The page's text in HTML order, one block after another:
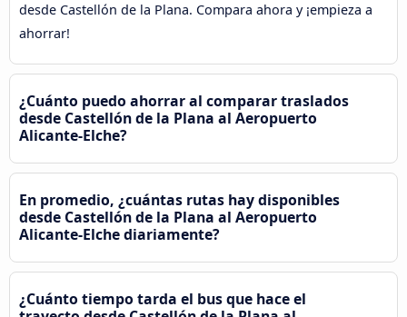
desde Castellón de la Plana. Compara ahora y ¡empieza a
ahorrar!
¿Cuánto puedo ahorrar al comparar traslados
desde Castellón de la Plana al Aeropuerto
Alicante-Elche?
En promedio, ¿cuántas rutas hay disponibles
desde Castellón de la Plana al Aeropuerto
Alicante-Elche diariamente?
¿Cuánto tiempo tarda el bus que hace el